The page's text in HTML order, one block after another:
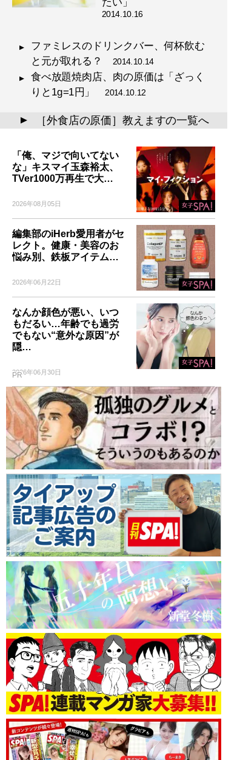
2014.10.16
ファミレスのドリンクバー、何杯飲む
と元が取れる？ 2014.10.14
食べ放題焼肉店、肉の原価は「ざっく
りと1g=1円」 2014.10.12
▲ ［外食店の原価］教えますの一覧へ
「俺、マジで向いてない
な」キスマイ玉森裕太、
TVer1000万再生で大…
2026年08月05日
編集部のiHerb愛用者がセ
レクト。健康・美容のお
悩み別、鉄板アイテム…
2026年06月22日
なんか顔色が悪い、いつ
もだるい…年齢でも過労
でもない“意外な原因”が
隠…
2026年06月30日
PR